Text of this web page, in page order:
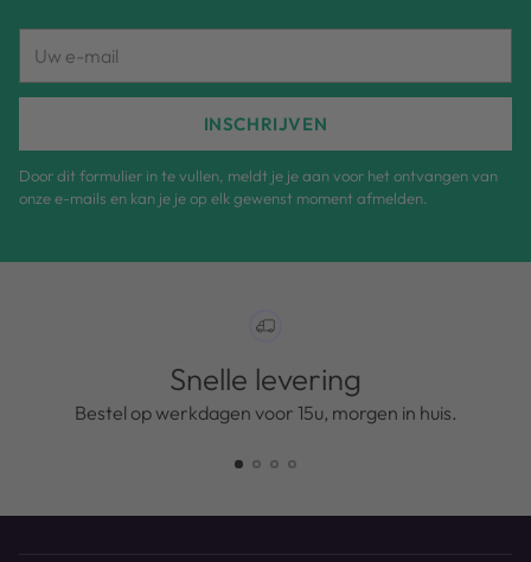
mail
INSCHRIJVEN
Door dit formulier in te vullen, meldt je je aan voor het ontvangen van
onze e-mails en kan je je op elk gewenst moment afmelden.
Snelle levering
Bestel op werkdagen voor 15u, morgen in huis.